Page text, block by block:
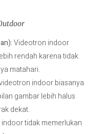
Videotron indoor
rendah karena tidak
matahari.
indoor biasanya
gambar lebih halus
dekat.
indoor tidak memerlukan